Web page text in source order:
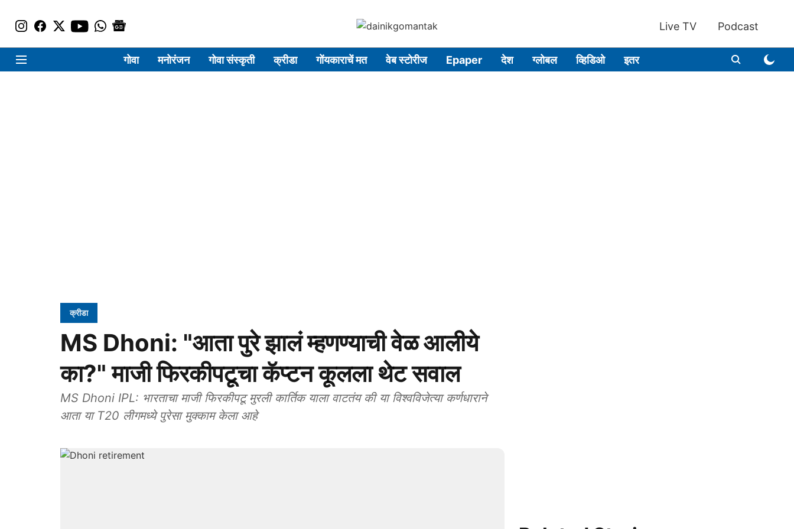
Live TV Podcast
गोवा मनोरंजन गोवा संस्कृती क्रीडा गोंयकाराचें मत वेब स्टोरीज Epaper देश ग्लोबल व्हिडिओ इतर
क्रीडा
MS Dhoni: "आता पुरे झालं म्हणण्याची वेळ आलीये
का?" माजी फिरकीपटूचा कॅप्टन कूलला थेट सवाल
MS Dhoni IPL: भारताचा माजी फिरकीपटू मुरली कार्तिक याला वाटतंय की या विश्वविजेत्या कर्णधाराने
आता या T20 लीगमध्ये पुरेसा मुक्काम केला आहे